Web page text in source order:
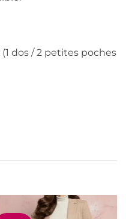
dos / 2 petites poches